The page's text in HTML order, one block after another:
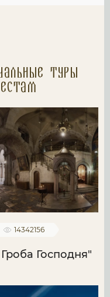
туры
14342156
Господня"